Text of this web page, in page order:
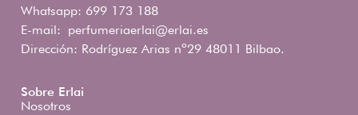
Whatsapp: 699 173 188
E-mail: perfumeriaerlai@erlai.es
Dirección: Rodríguez Arias nº29 48011 Bilbao.
Sobre Erlai
Nosotros